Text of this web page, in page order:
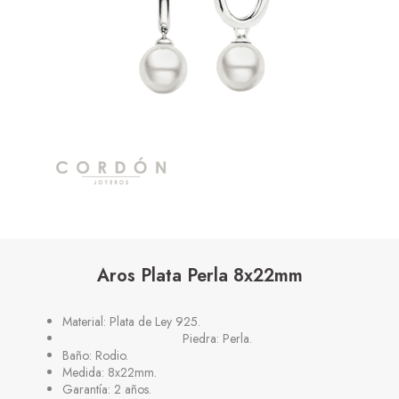
Aros Plata Perla 8x22mm
Material: Plata de Ley 925.
Piedra: Perla.
Baño: Rodio.
Medida: 8x22mm.
Garantía: 2 años.